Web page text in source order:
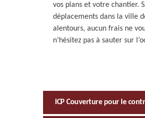
vos plans et votre chantier.
déplacements dans la ville
alentours, aucun frais ne
n’hésitez pas à sauter sur
ICP Couverture pour le